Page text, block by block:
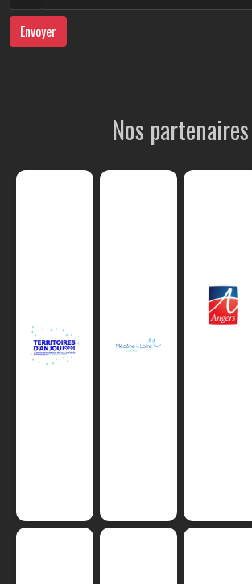
Envoyer
Nos partenaires